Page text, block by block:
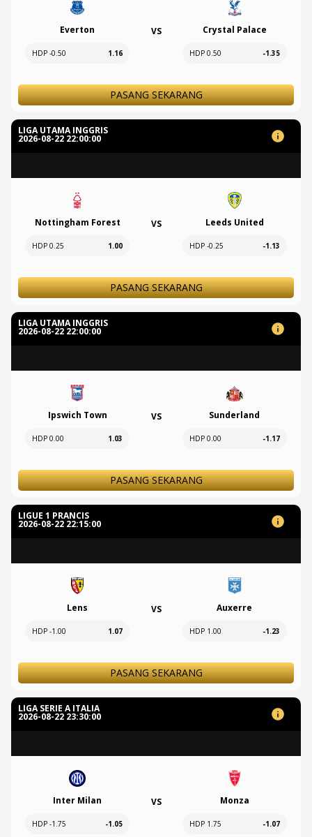
Everton
HDP -0.50 1.16
VS Crystal Palace
HDP 0.50 -1.35
PASANG SEKARANG
LIGA UTAMA INGGRIS
2026-08-22 22:00:00
Nottingham Forest
HDP 0.25 1.00
VS Leeds United
HDP -0.25 -1.13
PASANG SEKARANG
LIGA UTAMA INGGRIS
2026-08-22 22:00:00
Ipswich Town
HDP 0.00 1.03
VS Sunderland
HDP 0.00 -1.17
PASANG SEKARANG
LIGUE 1 PRANCIS
2026-08-22 22:15:00
Lens
HDP -1.00 1.07
VS Auxerre
HDP 1.00 -1.23
PASANG SEKARANG
LIGA SERIE A ITALIA
2026-08-22 23:30:00
Inter Milan
HDP -1.75 -1.05
VS Monza
HDP 1.75 -1.07